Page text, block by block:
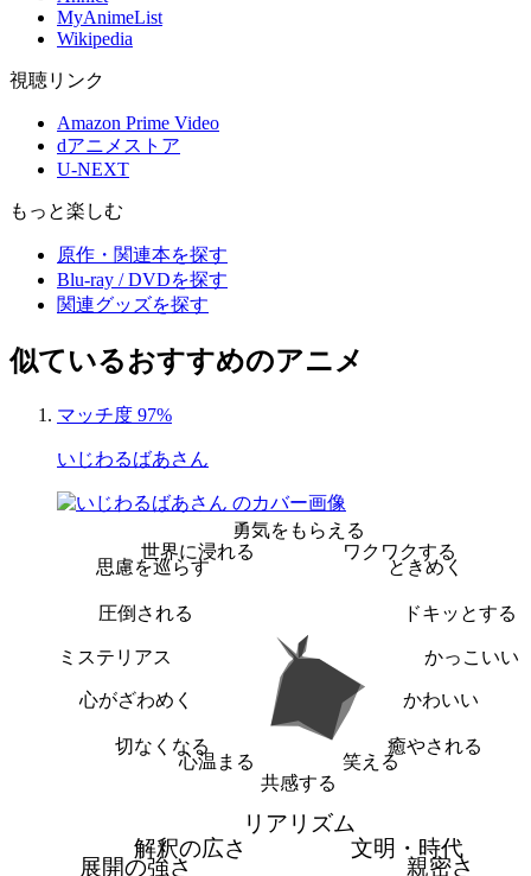
MyAnimeList
Wikipedia
視聴リンク
Amazon Prime Video
dアニメストア
U-NEXT
もっと楽しむ
原作・関連本を探す
Blu-ray / DVDを探す
関連グッズを探す
似ているおすすめのアニメ
マッチ度 97%
いじわるばあさん
勇気をもらえる
ワクワクする
ときめく
ドキッとする
かっこいい
かわいい
癒やされる
笑える
共感する
心温まる
切なくなる
心がざわめく
ミステリアス
圧倒される
思慮を巡らす
世界に浸れる
リアリズム
文明・時代
親密さ
展開の強さ
解釈の広さ